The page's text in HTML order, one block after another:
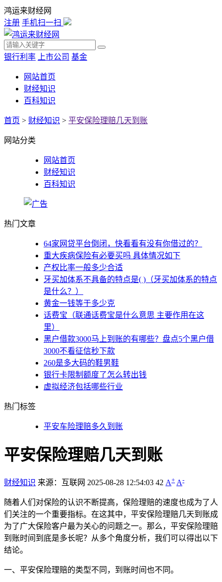
鸿运来财经网
注册 手机扫一扫
银行利率 上市公司 基金
网站首页
财经知识
百科知识
首页 > 财经知识 > 平安保险理赔几天到账
网站分类
网站首页
财经知识
百科知识
热门文章
64家网贷平台倒闭，快看看有没有你借过的？
重大疾病保险有必要买吗 具体情况如下
产权比率一般多少合适
牙买加体系不具备的特点是( )（牙买加体系的特点
是什么？）
黄金一钱等于多少克
话费宝（联通话费宝是什么意思 主要作用在这
里）
黑户借款3000马上到账的有哪些？盘点5个黑户借
3000不看征信秒下款
260是多大码的鞋男鞋
银行卡限制额度了怎么转出钱
虚拟经济包括哪些行业
热门标签
平安车险理赔多久到账
平安保险理赔几天到账
财经知识 来源：互联网 2025-08-28 12:54:03 42 A+ A-
随着人们对保险的认识不断提高，保险理赔的速度也成为了人
们关注的一个重要指标。在这其中，平安保险理赔几天到账成
为了广大保险客户最为关心的问题之一。那么，平安保险理赔
到账时间到底是多长呢？从多个角度分析，我们可以得出以下
结论。
一、平安保险理赔的类型不同，到账时间也不同。